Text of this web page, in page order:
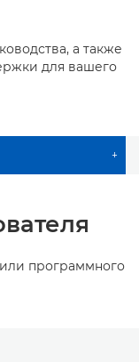
а также
для вашего
+
программного